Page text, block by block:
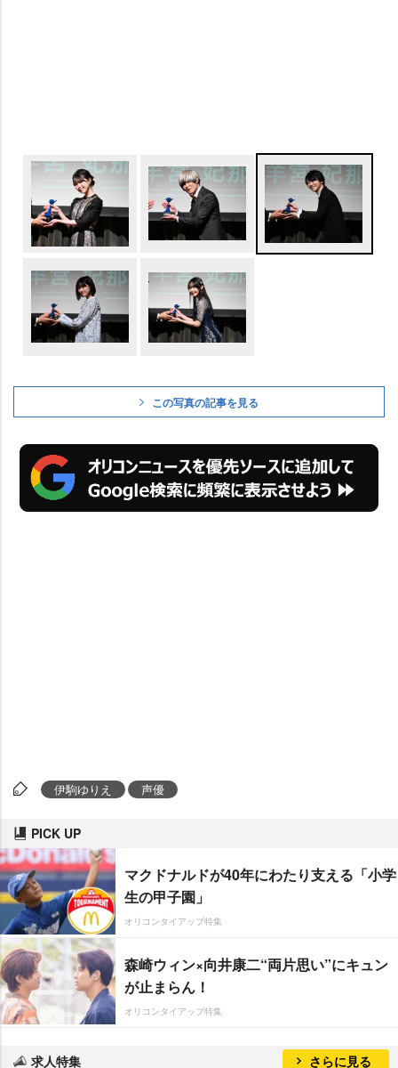
この写真の記事を見る
伊駒ゆりえ 声優
PICK UP
マクドナルドが40年にわたり支える「小学
生の甲子園」
オリコンタイアップ特集
森崎ウィン×向井康二“両片思い”にキュン
が止まらん！
オリコンタイアップ特集
求人特集 さらに見る